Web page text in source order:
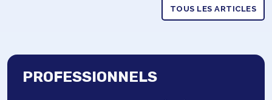
TOUS LES ARTICLES
PROFESSIONNELS